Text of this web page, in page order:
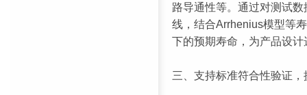
路导通性等。通过对测试
线，结合Arrhenius模型等
下的预期寿命，为产品设
三、支持标准符合性验证